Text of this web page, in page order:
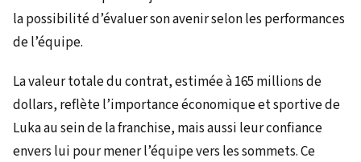
la possibilité d’évaluer son avenir selon les performances
de l’équipe.
La valeur totale du contrat, estimée à 165 millions de
dollars, reflète l’importance économique et sportive de
Luka au sein de la franchise, mais aussi leur confiance
envers lui pour mener l’équipe vers les sommets. Ce